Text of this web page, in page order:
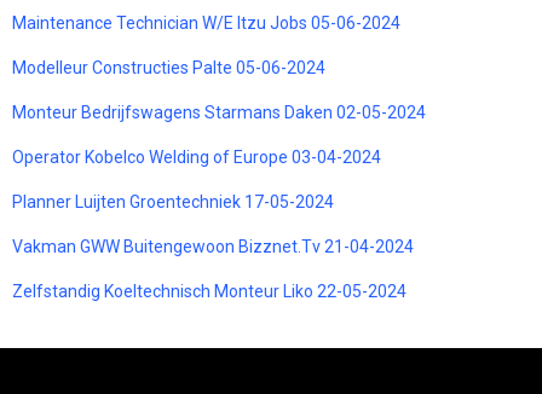
Maintenance Technician W/E Itzu Jobs 05-06-2024
Modelleur Constructies Palte 05-06-2024
Monteur Bedrijfswagens Starmans Daken 02-05-2024
Operator Kobelco Welding of Europe 03-04-2024
Planner Luijten Groentechniek 17-05-2024
Vakman GWW Buitengewoon Bizznet.Tv 21-04-2024
Zelfstandig Koeltechnisch Monteur Liko 22-05-2024